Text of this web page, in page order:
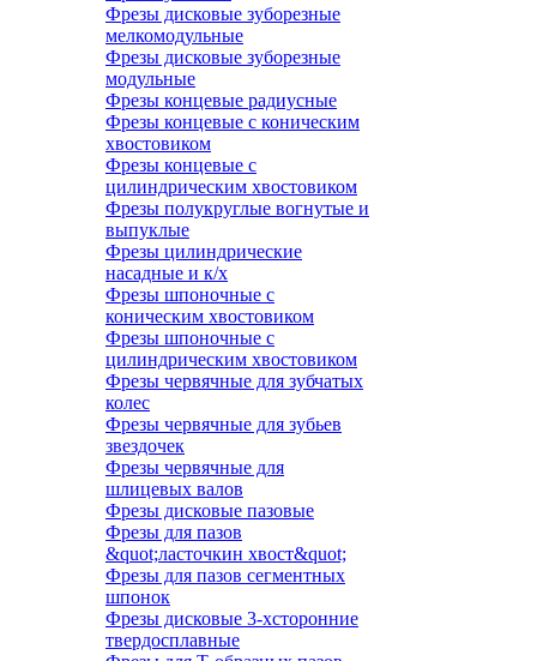
Фрезы дисковые зуборезные
мелкомодульные
Фрезы дисковые зуборезные
модульные
Фрезы концевые радиусные
Фрезы концевые с коническим
хвостовиком
Фрезы концевые с
цилиндрическим хвостовиком
Фрезы полукруглые вогнутые и
выпуклые
Фрезы цилиндрические
насадные и к/х
Фрезы шпоночные с
коническим хвостовиком
Фрезы шпоночные с
цилиндрическим хвостовиком
Фрезы червячные для зубчатых
колес
Фрезы червячные для зубьев
звездочек
Фрезы червячные для
шлицевых валов
Фрезы дисковые пазовые
Фрезы для пазов
&quot;ласточкин хвост&quot;
Фрезы для пазов сегментных
шпонок
Фрезы дисковые 3-хсторонние
твердосплавные